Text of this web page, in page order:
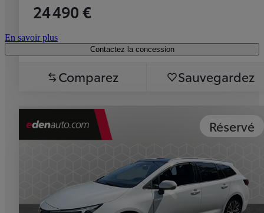
24 490 €
En savoir plus
Contactez la concession
Comparez Sauvegardez
Réservé